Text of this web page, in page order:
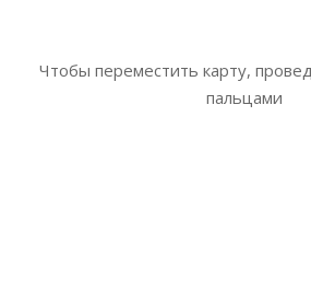
Чтобы переместить карту,
пальцами